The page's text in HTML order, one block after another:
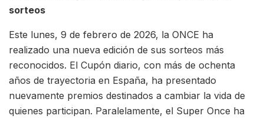
sorteos
Este lunes, 9 de febrero de 2026, la ONCE ha
realizado una nueva edición de sus sorteos más
reconocidos. El Cupón diario, con más de ochenta
años de trayectoria en España, ha presentado
nuevamente premios destinados a cambiar la vida de
quienes participan. Paralelamente, el Super Once ha